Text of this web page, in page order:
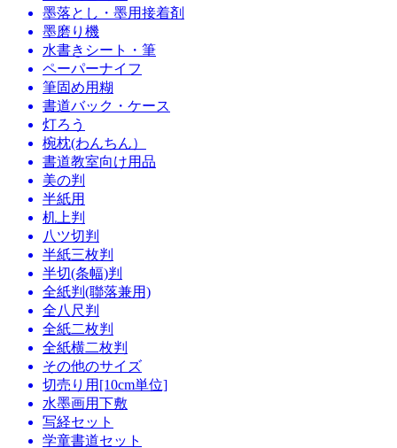
墨落とし・墨用接着剤
墨磨り機
水書きシート・筆
ペーパーナイフ
筆固め用糊
書道バック・ケース
灯ろう
椀枕(わんちん）
書道教室向け用品
美の判
半紙用
机上判
八ツ切判
半紙三枚判
半切(条幅)判
全紙判(聯落兼用)
全八尺判
全紙二枚判
全紙横二枚判
その他のサイズ
切売り用[10cm単位]
水墨画用下敷
写経セット
学童書道セット